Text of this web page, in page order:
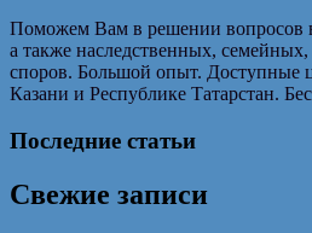
Поможем Вам в решении вопросов
а также наследственных,
споров. Большой опыт. Доступные
Казани и Республике Татарстан.
Последние статьи
Свежие записи